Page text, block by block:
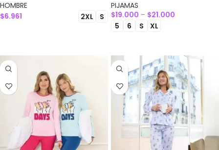
HOMBRE
$6.961 2XL S
PIJAMAS
$19.000 – $21.000
5
6 S XL